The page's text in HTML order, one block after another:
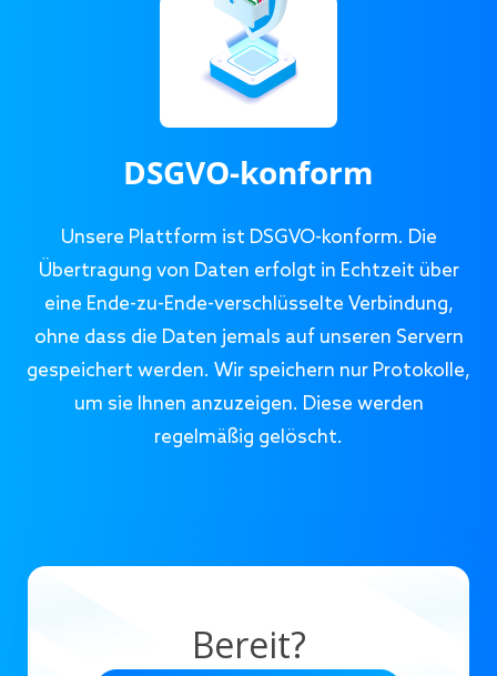
DSGVO-konform
Unsere Plattform ist DSGVO-konform. Die
Übertragung von Daten erfolgt in Echtzeit über
eine Ende-zu-Ende-verschlüsselte Verbindung,
ohne dass die Daten jemals auf unseren Servern
gespeichert werden. Wir speichern nur Protokolle,
um sie Ihnen anzuzeigen. Diese werden
regelmäßig gelöscht.
Bereit?